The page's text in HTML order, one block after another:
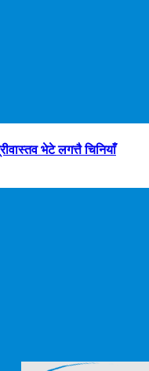
भेटे लगत्तै चिनियाँ